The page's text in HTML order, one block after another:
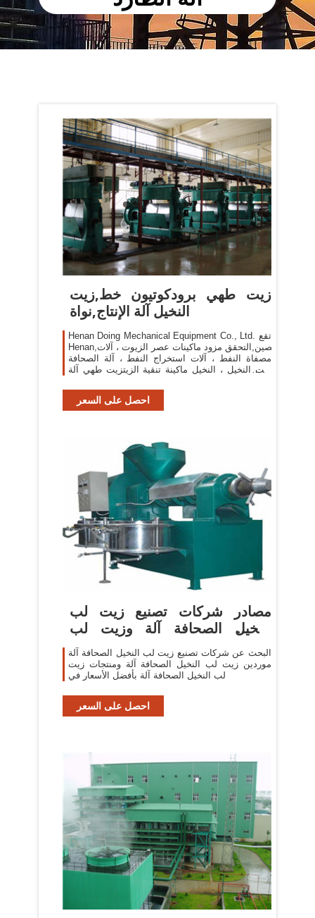
زيت طهي برودكوتيون خط,زيت
النخيل آلة الإنتاج,نواة
Henan Doing Mechanical Equipment Co., Ltd. تقع
Henan,الصين,التحقق مزود ماكينات عصر الزيوت ، آلات
مصفاة النفط ، آلات استخراج النفط ، آلة الصحافة
زيت النخيل ، النخيل ماكينة تنقية الزيتزيت طهي آلة
احصل على السعر
مصادر شركات تصنيع زيت لب
النخيل الصحافة آلة وزيت لب
النخيل
البحث عن شركات تصنيع زيت لب النخيل الصحافة آلة
موردين زيت لب النخيل الصحافة آلة ومنتجات زيت
لب النخيل الصحافة آلة بأفضل الأسعار في
احصل على السعر